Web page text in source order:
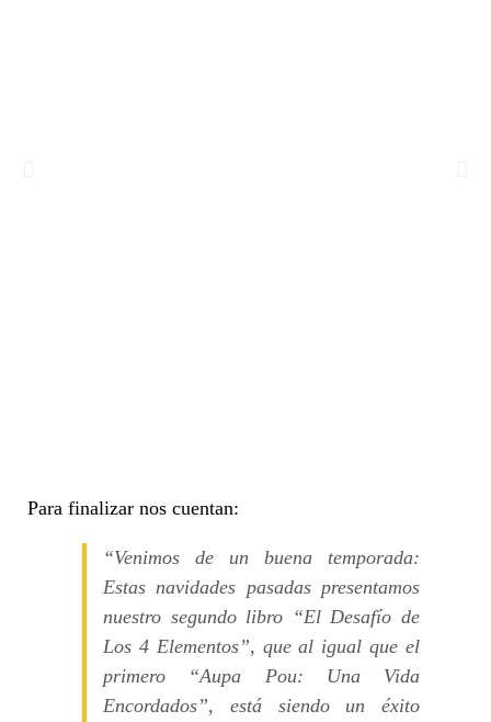
Para finalizar nos cuentan:
“Venimos de un buena temporada:
Estas navidades pasadas presentamos
nuestro segundo libro “El Desafío de
Los 4 Elementos”, que al igual que el
primero “Aupa Pou: Una Vida
Encordados”, está siendo un éxito